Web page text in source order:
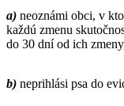
a) neoznámi obci, v
každú zmenu
do 30 dní od ich
b) neprihlási psa do